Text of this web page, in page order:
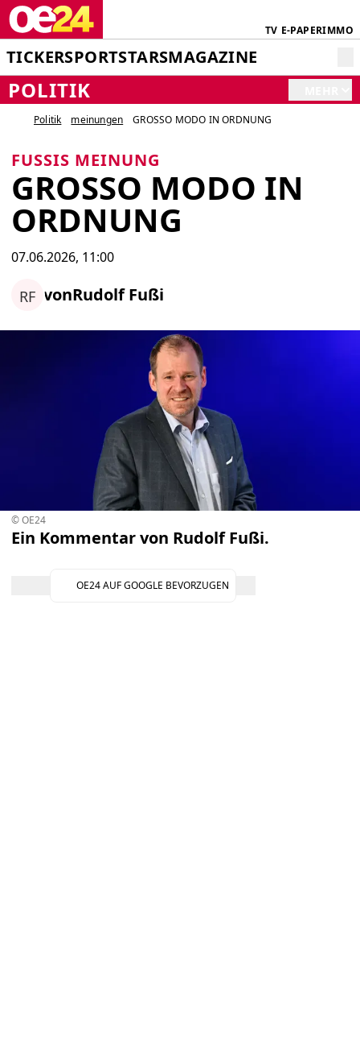
TV E-PAPERIMMO
TICKERSPORTSTARSMAGAZINE
POLITIK
Politik meinungen GROSSO MODO IN ORDNUNG
FUSSIS MEINUNG
GROSSO MODO IN
ORDNUNG
07.06.2026, 11:00
RF vonRudolf Fußi
© OE24
Ein Kommentar von Rudolf Fußi.
OE24 AUF GOOGLE BEVORZUGEN